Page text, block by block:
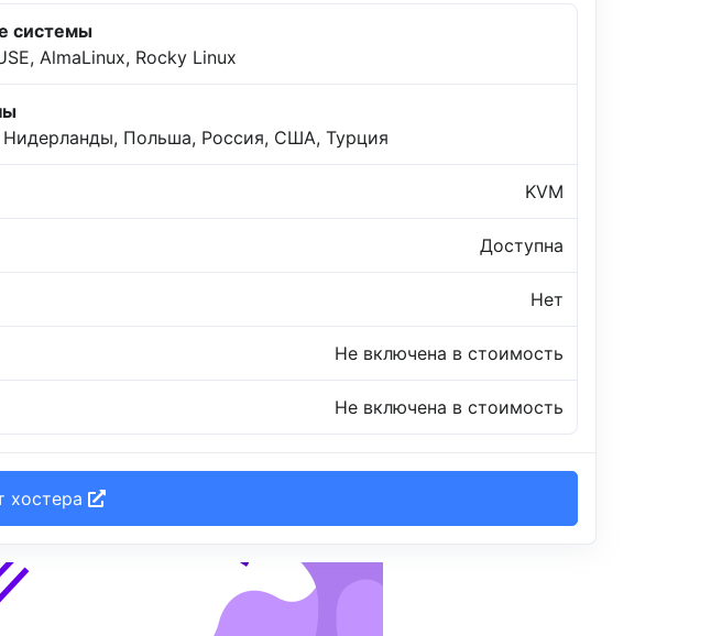
системы
AlmaLinux, Rocky Linux
Нидерланды, Польша, Россия, США, Турция
KVM
Доступна
Нет
Не включена в стоимость
Не включена в стоимость
хостера